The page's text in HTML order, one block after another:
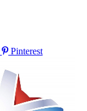
Pinterest